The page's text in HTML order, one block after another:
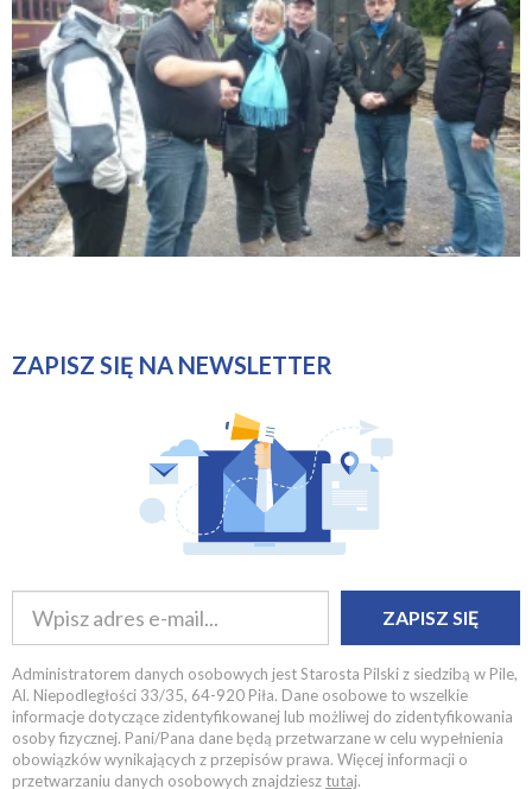
ZAPISZ SIĘ NA NEWSLETTER
ZAPISZ SIĘ
Administratorem danych osobowych jest Starosta Pilski z siedzibą w Pile,
Al. Niepodległości 33/35, 64-920 Piła. Dane osobowe to wszelkie
informacje dotyczące zidentyfikowanej lub możliwej do zidentyfikowania
osoby fizycznej. Pani/Pana dane będą przetwarzane w celu wypełnienia
obowiązków wynikających z przepisów prawa. Więcej informacji o
przetwarzaniu danych osobowych znajdziesz tutaj.